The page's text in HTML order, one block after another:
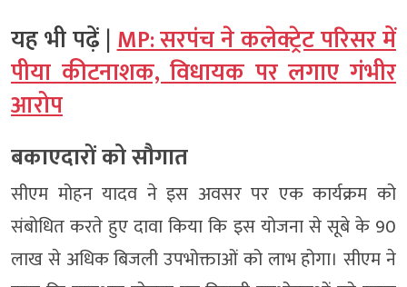
यह भी पढ़ें |MP: सरपंच ने कलेक्ट्रेट परिसर में
पीया कीटनाशक, विधायक पर लगाए गंभीर
आरोप
बकाएदारों को सौगात
सीएम मोहन यादव ने इस अवसर पर एक कार्यक्रम को
संबोधित करते हुए दावा किया कि इस योजना से सूबे के 90
लाख से अधिक बिजली उपभोक्ताओं को लाभ होगा। सीएम ने